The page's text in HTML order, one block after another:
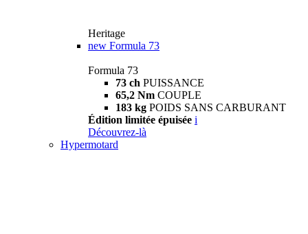
Heritage
new Formula 73
Formula 73
73 ch PUISSANCE
65,2 Nm COUPLE
183 kg POIDS SANS CARBURANT
Édition limitée épuisée i
Découvrez-là
Hypermotard